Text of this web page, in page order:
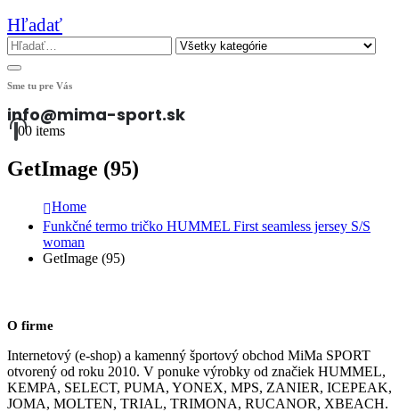
Hľadať
Sme tu pre Vás
info@mima-sport.sk
00 items
GetImage (95)
Home
Funkčné termo tričko HUMMEL First seamless jersey S/S
woman
GetImage (95)
O firme
Internetový (e-shop) a kamenný športový obchod MiMa SPORT
otvorený od roku 2010. V ponuke výrobky od značiek HUMMEL,
KEMPA, SELECT, PUMA, YONEX, MPS, ZANIER, ICEPEAK,
JOMA, MOLTEN, TRIAL, TRIMONA, RUCANOR, XBEACH.